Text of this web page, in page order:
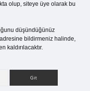
olup, siteye üye olarak bu
düşündüğünüz
adresine bildirmeniz halinde,
kaldırılacaktır.